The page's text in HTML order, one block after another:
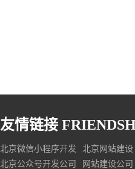
友情链接
北京微信小程序开发 北京网站建设
北京公众号开发公司
网站建设公司